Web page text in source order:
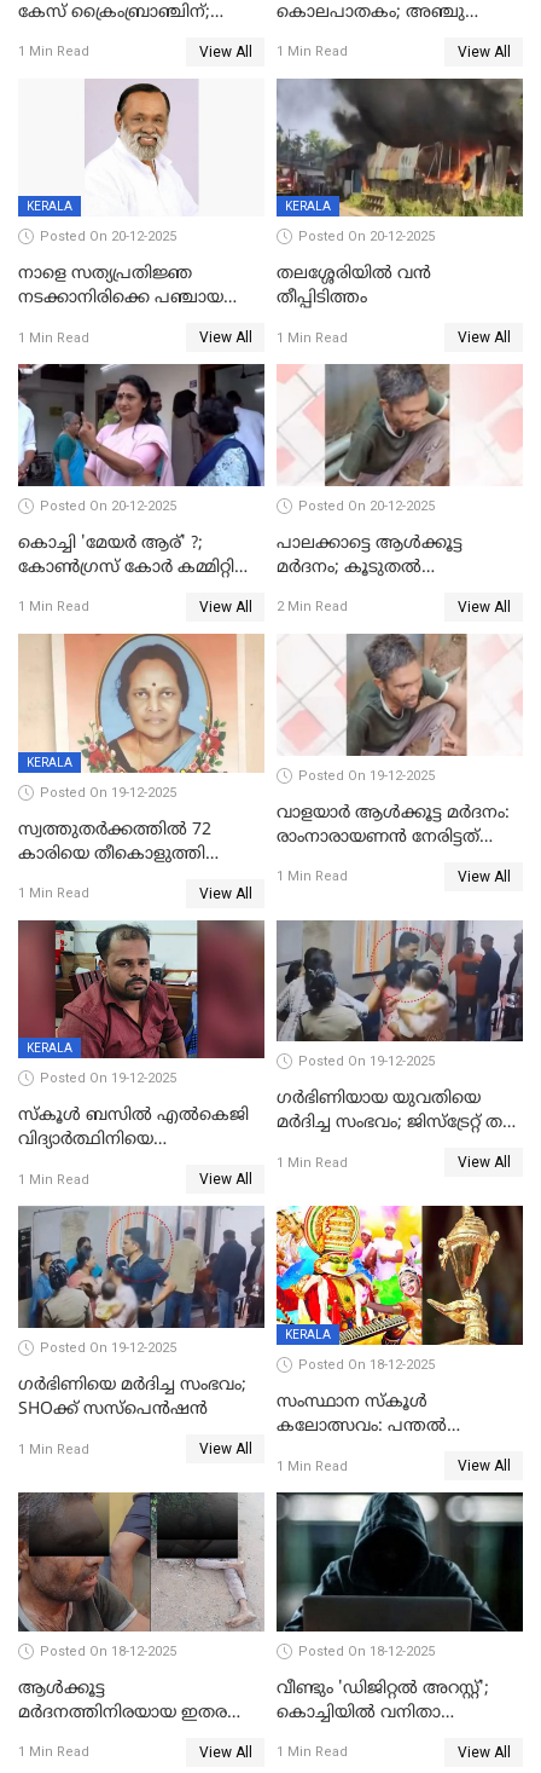
കേസ് ക്രൈംബ്രാഞ്ചിന്;
അന്വേഷിക്കും
1 Min Read View All
കൊലപാതകം; അഞ്ചു
കഴുത്തുഞെരിച്ച് കൊന്നു
1 Min Read View All
KERALA
Posted On 20-12-2025
നാളെ സത്യപ്രതിജ്ഞ
നടക്കാനിരിക്കെ പഞ്ചായത്ത്
1 Min Read View All
KERALA
Posted On 20-12-2025
തലശ്ശേരിയിൽ വൻ
തീപ്പിടിത്തം
1 Min Read View All
Posted On 20-12-2025
കൊച്ചി 'മേയർ ആര്' ?;
കോണ്‍ഗ്രസ് കോര്‍ കമ്മിറ്റി
1 Min Read View All
Posted On 20-12-2025
പാലക്കാട്ടെ ആള്‍ക്കൂട്ട
മര്‍ദനം; കൂടുതല്‍
അംഗ സംഘമെന്ന് വിവരം
2 Min Read View All
KERALA
Posted On 19-12-2025
സ്വത്തുതര്‍ക്കത്തില്‍ 72
കാരിയെ തീകൊളുത്തി
ക്രൂരകൊലപാതകത്തില്‍
സഹോദരിപുത്രന് ജീവപര്യന്തം
1 Min Read View All
Posted On 19-12-2025
വാളയാർ ആൾക്കൂട്ട മർദനം:
രാംനാരായണൻ നേരിട്ടത്
നാൽപ്പതിലേറെ
റിപ്പോർട്ട്
1 Min Read View All
KERALA
Posted On 19-12-2025
സ്കൂൾ ബസിൽ എൽകെജി
വിദ്യാര്‍ത്ഥിനിയെ
ക്ലീനര്‍ പിടിയിൽ
1 Min Read View All
Posted On 19-12-2025
ഗര്‍ഭിണിയായ യുവതിയെ
മര്‍ദിച്ച സംഭവം; ജിസ്‌ട്രേറ്റ് തല
യുവതി
1 Min Read View All
Posted On 19-12-2025
ഗര്‍ഭിണിയെ മർദിച്ച സംഭവം;
SHOക്ക് സസ്പെൻഷൻ
1 Min Read View All
KERALA
Posted On 18-12-2025
സംസ്ഥാന സ്കൂൾ
കലോത്സവം: പന്തൽ
1 Min Read View All
Posted On 18-12-2025
ആൾക്കൂട്ട
മർദനത്തിനിരയായ ഇതര
നടുക്കുന്ന സംഭവം
1 Min Read View All
Posted On 18-12-2025
വീണ്ടും 'ഡിജിറ്റല്‍ അറസ്റ്റ്';
കൊച്ചിയില്‍ വനിതാ
കോടി രൂപ
1 Min Read View All